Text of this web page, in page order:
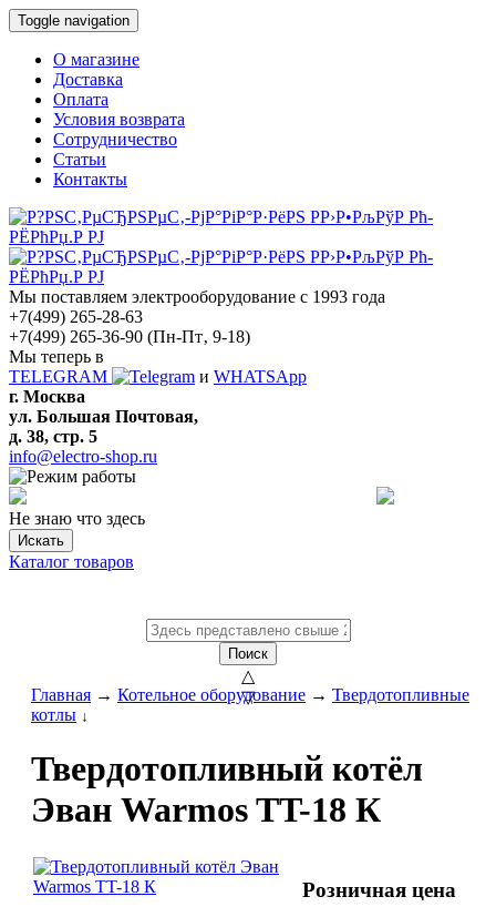
Toggle navigation
О магазине
Доставка
Оплата
Условия возврата
Сотрудничество
Статьи
Контакты
Мы поставляем электрооборудование с 1993 года
+7(499) 265-28-63
+7(499) 265-36-90 (Пн-Пт‚ 9-18)
Мы теперь в
TELEGRAM
и WHATSApp
г. Москва
ул. Большая Почтовая,
д. 38, стр. 5
info@electro-shop.ru
Не знаю что здесь
Искать
Каталог товаров
Поиск
△
▽
Главная → Котельное оборудование → Твердотопливные
котлы ↓
Твердотопливный котёл
Эван Warmos TT-18 К
Розничная цена